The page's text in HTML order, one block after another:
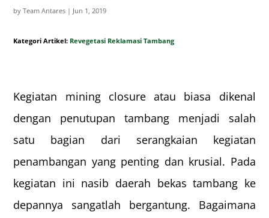
byTeam Antares | Jun 1, 2019
Kategori Artikel: Revegetasi Reklamasi Tambang
Kegiatan mining closure atau biasa dikenal
dengan penutupan tambang menjadi salah
satu bagian dari serangkaian kegiatan
penambangan yang penting dan krusial. Pada
kegiatan ini nasib daerah bekas tambang ke
depannya sangatlah bergantung. Bagaimana